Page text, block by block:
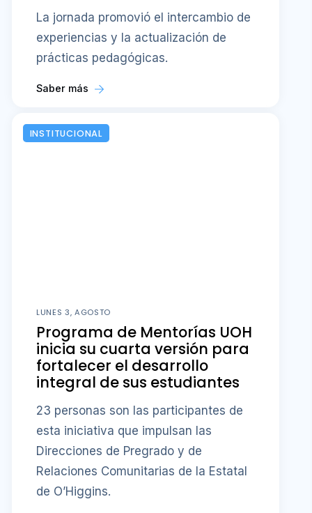
La jornada promovió el intercambio de
experiencias y la actualización de
prácticas pedagógicas.
Saber más
INSTITUCIONAL
LUNES 3, AGOSTO
Programa de Mentorías UOH
inicia su cuarta versión para
fortalecer el desarrollo
integral de sus estudiantes
23 personas son las participantes de
esta iniciativa que impulsan las
Direcciones de Pregrado y de
Relaciones Comunitarias de la Estatal
de O’Higgins.